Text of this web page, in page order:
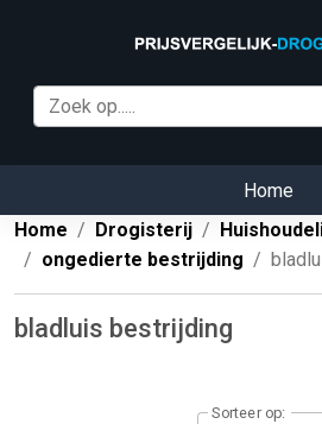
Home
Home
Drogisterij
ongedierte bestrijding
bladluis bestrijding
Sorteer op: